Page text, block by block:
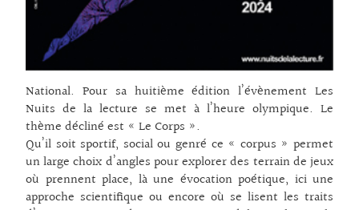
National. Pour sa huitième édition l’évènement Les
Nuits de la lecture se met à l’heure olympique. Le
thème décliné est « Le Corps ».
Qu’il soit sportif, social ou genré ce « corpus » permet
un large choix d’angles pour explorer des terrain de jeux
où prennent place, là une évocation poétique, ici une
approche scientifique ou encore où se lisent les traits